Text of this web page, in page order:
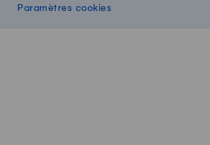
Paramètres cookies